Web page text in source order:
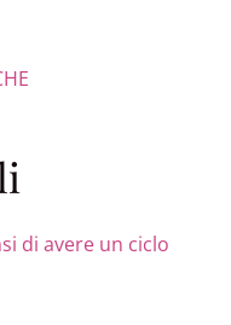
di avere un ciclo